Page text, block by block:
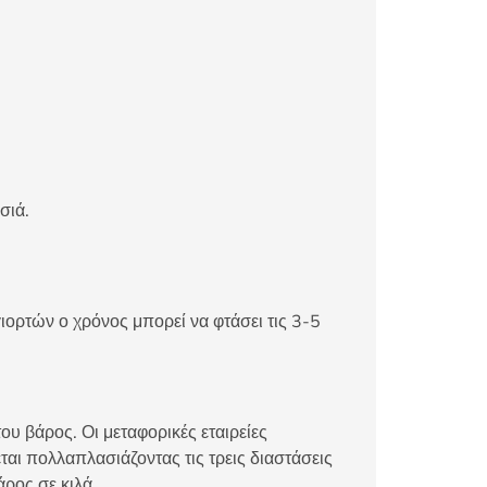
ο χρόνος μπορεί να φτάσει τις 3-5
βάρος. Οι μεταφορικές εταιρείες
τις τρεις διαστάσεις